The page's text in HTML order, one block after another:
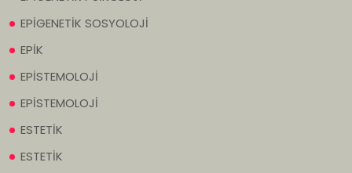
EPİGENETİK SOSYOLOJİ
EPİK
EPİSTEMOLOJİ
EPİSTEMOLOJİ
ESTETİK
ESTETİK